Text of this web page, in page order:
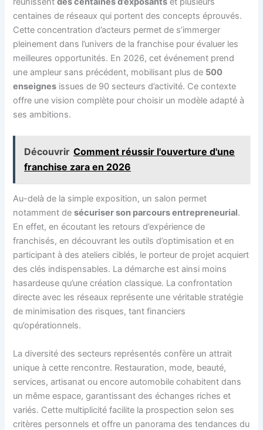
centaines de réseaux qui portent des concepts éprouvés.
Cette concentration d’acteurs permet de s’immerger
pleinement dans l’univers de la franchise pour évaluer les
meilleures opportunités. En 2026, cet événement prend
une ampleur sans précédent, mobilisant plus de 500
enseignes issues de 90 secteurs d’activité. Ce contexte
offre une vision complète pour choisir un modèle adapté à
ses ambitions.
Découvrir Comment réussir l'ouverture d'une
franchise zara en 2026
Au-delà de la simple exposition, un salon permet
notamment desécuriser son parcours entrepreneurial.
En effet, en écoutant les retours d’expérience de
franchisés, en découvrant les outils d’optimisation et en
participant à des ateliers ciblés, le porteur de projet acquiert
des clés indispensables. La démarche est ainsi moins
hasardeuse qu’une création classique. La confrontation
directe avec les réseaux représente une véritable stratégie
de minimisation des risques, tant financiers
qu’opérationnels.
La diversité des secteurs représentés confère un attrait
unique à cette rencontre. Restauration, mode, beauté,
services, artisanat ou encore automobile cohabitent dans
un même espace, garantissant des échanges riches et
variés. Cette multiplicité facilite la prospection selon ses
critères personnels et offre un panorama des tendances du